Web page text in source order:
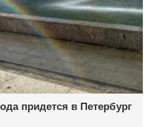
придется в Петербург